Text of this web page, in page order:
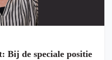
Bij de speciale positie